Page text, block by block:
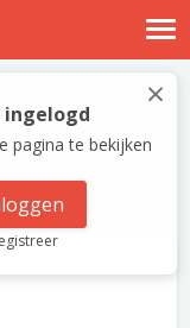
×
ingelogd
pagina te bekijken